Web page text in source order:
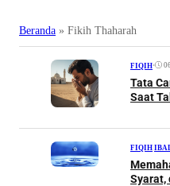
Beranda » Fikih Thaharah
FIQIH•
Tata
Saat
FIQIH
Syarat,